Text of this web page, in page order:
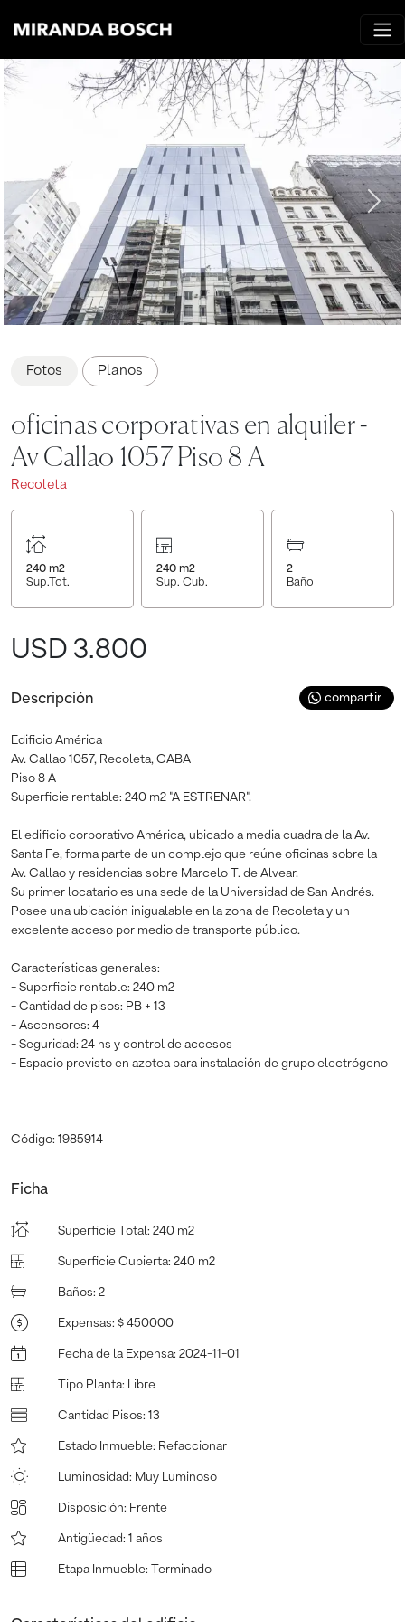
Fotos Planos
oficinas corporativas en alquiler -
Av Callao 1057 Piso 8 A
Recoleta
240 m2
Sup.Tot.
240 m2
Sup. Cub.
2
Baño
USD 3.800
Descripción compartir
Edificio América
Av. Callao 1057, Recoleta, CABA
Piso 8 A
Superficie rentable: 240 m2 "A ESTRENAR".
El edificio corporativo América, ubicado a media cuadra de la Av.
Santa Fe, forma parte de un complejo que reúne oficinas sobre la
Av. Callao y residencias sobre Marcelo T. de Alvear.
Su primer locatario es una sede de la Universidad de San Andrés.
Posee una ubicación inigualable en la zona de Recoleta y un
excelente acceso por medio de transporte público.
Características generales:
- Superficie rentable: 240 m2
- Cantidad de pisos: PB + 13
- Ascensores: 4
- Seguridad: 24 hs y control de accesos
- Espacio previsto en azotea para instalación de grupo electrógeno
Código: 1985914
Ficha
Superficie Total : 240 m2
Superficie Cubierta: 240 m2
Baños: 2
Expensas: $ 450000
Fecha de la Expensa: 2024-11-01
Tipo Planta: Libre
Cantidad Pisos: 13
Estado Inmueble: Refaccionar
Luminosidad: Muy Luminoso
Disposición: Frente
Antigüedad: 1 años
Etapa Inmueble: Terminado